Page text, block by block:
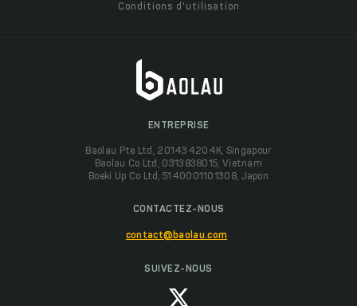
Conditions d'utilisation
ENTREPRISE
Baolau Pte Ltd, 201434204K, Singapour
Baolau Co Ltd, 0313838015, Vietnam
Boeki Up Co Ltd, 5140001101308, Japon
CONTACTEZ-NOUS
contact@baolau.com
SUIVEZ-NOUS